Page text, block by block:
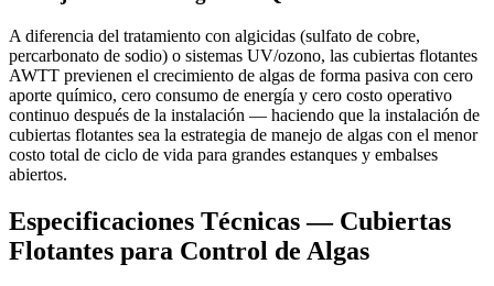
A diferencia del tratamiento con algicidas (sulfato de cobre,
percarbonato de sodio) o sistemas UV/ozono, las cubiertas flotantes
AWTT previenen el crecimiento de algas de forma pasiva con cero
aporte químico, cero consumo de energía y cero costo operativo
continuo después de la instalación — haciendo que la instalación de
cubiertas flotantes sea la estrategia de manejo de algas con el menor
costo total de ciclo de vida para grandes estanques y embalses
abiertos.
Especificaciones Técnicas — Cubiertas
Flotantes para Control de Algas